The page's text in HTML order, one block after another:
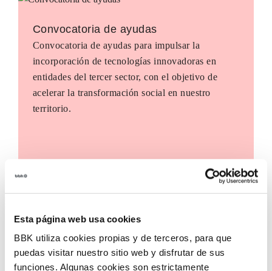
Esta página web usa cookies
BBK utiliza cookies propias y de terceros, para que
puedas visitar nuestro sitio web y disfrutar de sus
funciones. Algunas cookies son estrictamente
Convocatoria de ayudas
Convocatoria de ayudas para impulsar la
incorporación de tecnologías innovadoras en
entidades del tercer sector, con el objetivo de
acelerar la transformación social en nuestro
territorio.